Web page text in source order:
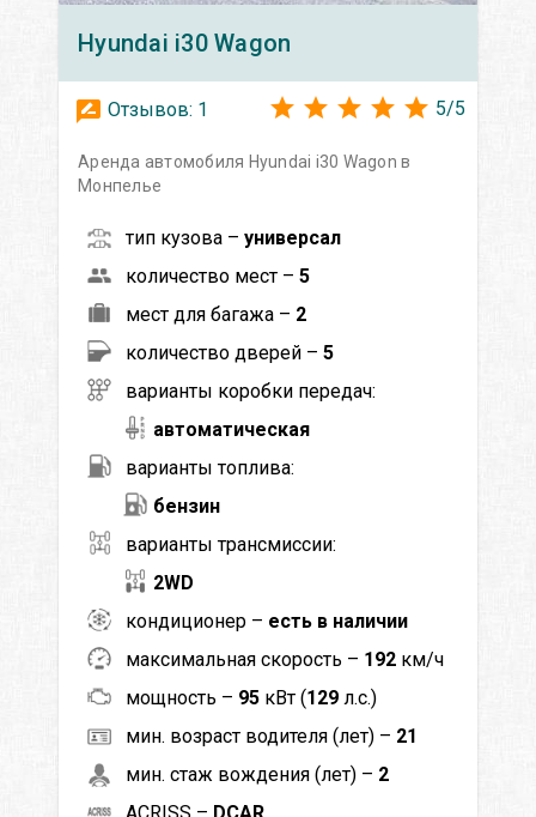
Hyundai i30 Wagon
Отзывов: 1 5/5
Аренда автомобиля Hyundai i30 Wagon в
Монпелье
тип кузова – универсал
количество мест – 5
мест для багажа – 2
количество дверей – 5
варианты коробки передач:
автоматическая
варианты топлива:
бензин
варианты трансмиссии:
2WD
кондиционер – есть в наличии
максимальная скорость – 192 км/ч
мощность – 95 кВт (129 л.с.)
мин. возраст водителя (лет) – 21
мин. стаж вождения (лет) – 2
ACRISS – DCAR